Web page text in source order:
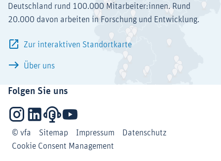
Deutschland rund 100.000 Mitarbeiter:innen. Rund
20.000 davon arbeiten in Forschung und Entwicklung.
Zur interaktiven Standortkarte
Über uns
Folgen Sie uns
InstagramLinkedInPodcastsYouTube
© vfa
Sitemap Impressum
Datenschutz
Cookie Consent Management